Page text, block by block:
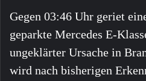
Gegen 03:46 Uhr geriet
geparkte Mercedes E-
ungeklärter Ursache in
wird nach bisherigen